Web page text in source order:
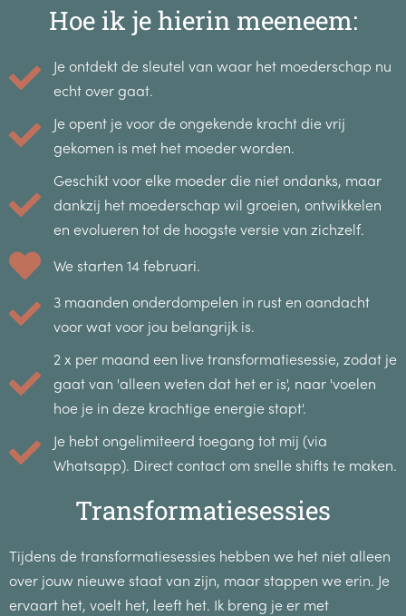
Hoe ik je hierin meeneem:
Je ontdekt de sleutel van waar het moederschap nu
echt over gaat.
Je opent je voor de ongekende kracht die vrij
gekomen is met het moeder worden.
Geschikt voor elke moeder die niet ondanks, maar
dankzij het moederschap wil groeien, ontwikkelen
en evolueren tot de hoogste versie van zichzelf.
We starten 14 februari.
3 maanden onderdompelen in rust en aandacht
voor wat voor jou belangrijk is.
2 x per maand een live transformatiesessie, zodat je
gaat van 'alleen weten dat het er is', naar 'voelen
hoe je in deze krachtige energie stapt'.
Je hebt ongelimiteerd toegang tot mij (via
Whatsapp). Direct contact om snelle shifts te maken.
Transformatiesessies
Tijdens de transformatiesessies hebben we het niet alleen
over jouw nieuwe staat van zijn, maar stappen we erin. Je
ervaart het, voelt het, leeft het. Ik breng je er met